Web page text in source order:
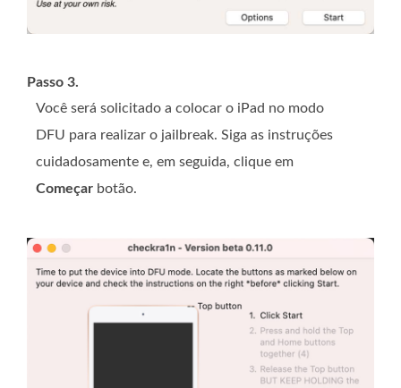
Passo 3.
Você será solicitado a colocar o iPad no modo
DFU para realizar o jailbreak. Siga as instruções
cuidadosamente e, em seguida, clique em
Começar botão.